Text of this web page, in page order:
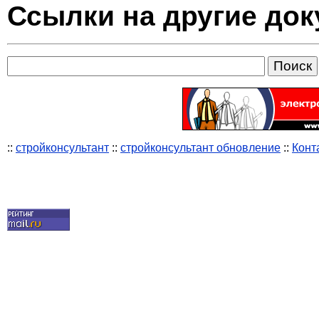
Ссылки на другие
:: стройконсультант :: стройконсультант обновление ::